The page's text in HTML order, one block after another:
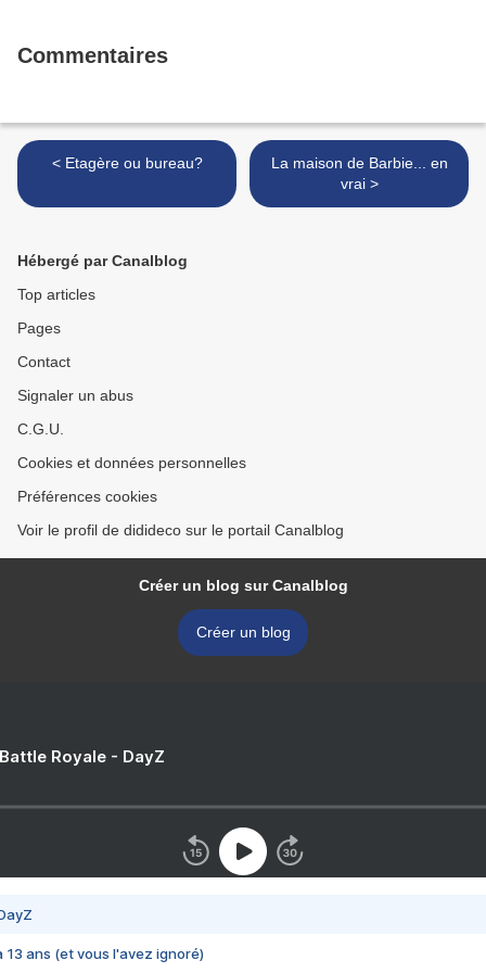
Commentaires
< Etagère ou bureau?
La maison de Barbie... en
vrai >
Hébergé par Canalblog
Top articles
Pages
Contact
Signaler un abus
C.G.U.
Cookies et données personnelles
Préférences cookies
Voir le profil de didideco sur le portail Canalblog
Créer un blog sur Canalblog
Créer un blog
Royale - DayZ
13 ans (et vous l'avez ignoré)